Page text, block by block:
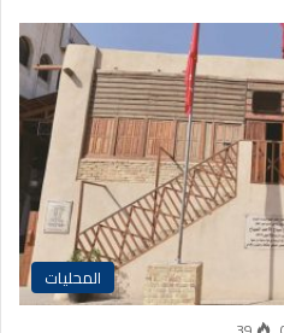
المحليات